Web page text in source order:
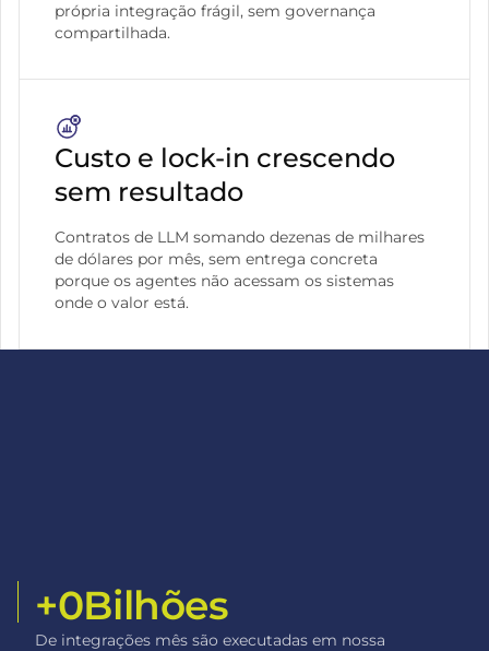
própria integração frágil, sem governança
compartilhada.
Custo e lock-in crescendo
sem resultado
Contratos de LLM somando dezenas de milhares
de dólares por mês, sem entrega concreta
porque os agentes não acessam os sistemas
onde o valor está.
De integrações mês são executadas em nossa
+0Bilhões